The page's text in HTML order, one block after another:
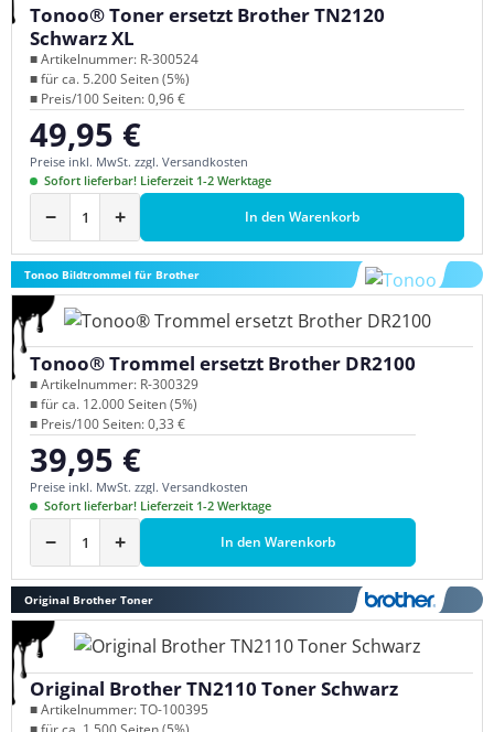
Tonoo® Toner ersetzt Brother TN2120
Schwarz XL
■ Artikelnummer: R-300524
■ für ca. 5.200 Seiten (5%)
■ Preis/100 Seiten: 0,96 €
Regulärer Preis:
49,95 €
Preise inkl. MwSt. zzgl. Versandkosten
Sofort lieferbar! Lieferzeit 1-2 Werktage
− + In den Warenkorb
Tonoo Bildtrommel für Brother
Tonoo® Trommel ersetzt Brother DR2100
■ Artikelnummer: R-300329
■ für ca. 12.000 Seiten (5%)
■ Preis/100 Seiten: 0,33 €
Regulärer Preis:
39,95 €
Preise inkl. MwSt. zzgl. Versandkosten
Sofort lieferbar! Lieferzeit 1-2 Werktage
− + In den Warenkorb
Original Brother Toner
Original Brother TN2110 Toner Schwarz
■ Artikelnummer: TO-100395